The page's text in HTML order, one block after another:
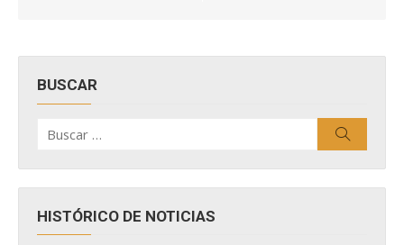
BUSCAR
por:
HISTÓRICO DE NOTICIAS